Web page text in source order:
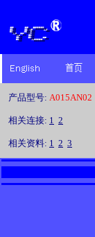
产品型号: A015AN02
相关连接: 1 2
相关资料: 1 2 3